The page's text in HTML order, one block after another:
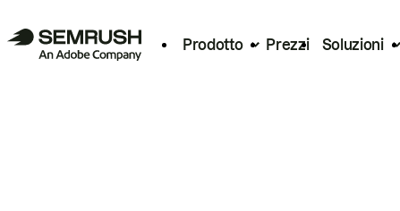
Prodotto Prezzi Soluzioni